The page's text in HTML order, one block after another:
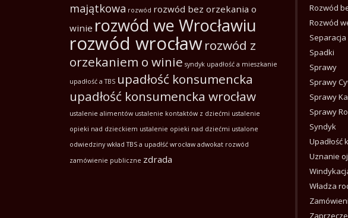
majątkowa rozwód rozwód bez orzekania o
winie rozwód we Wrocławiu
rozwód wrocławrozwód z
orzekaniem o winie syndyk upadłość a mieszkanie
upadłość a TBS upadłość konsumencka
upadłość konsumencka wrocław
ustalenie alimentów ustalenie kontaktów z dziećmi ustalenie
opieki nad dzieckiem ustalenie opieki nad dziećmi ustalone
odwiedziny wkład TBS a upadłść wrocław adwokat rozwód
zamówienie publiczne zdrada
Rozwód
Rozwód
Separacja
Spadki
Sprawy
Sprawy
Sprawy
Sprawy
Syndyk
Upadłość
Uznanie
Władza